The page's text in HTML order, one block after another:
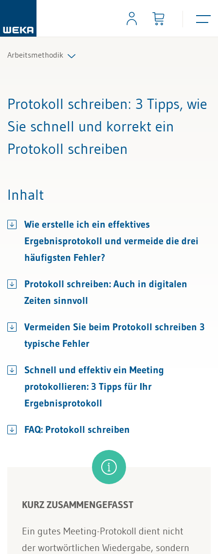
Arbeitsmethodik
Protokoll schreiben: 3 Tipps, wie
Sie schnell und korrekt ein
Protokoll schreiben
Inhalt
Wie erstelle ich ein effektives
Ergebnisprotokoll und vermeide die drei
häufigsten Fehler?
Protokoll schreiben: Auch in digitalen
Zeiten sinnvoll
Vermeiden Sie beim Protokoll schreiben 3
typische Fehler
Schnell und effektiv ein Meeting
protokollieren: 3 Tipps für Ihr
Ergebnisprotokoll
FAQ: Protokoll schreiben
KURZ ZUSAMMENGEFASST
Ein gutes Meeting-Protokoll dient nicht
der wortwörtlichen Wiedergabe, sondern